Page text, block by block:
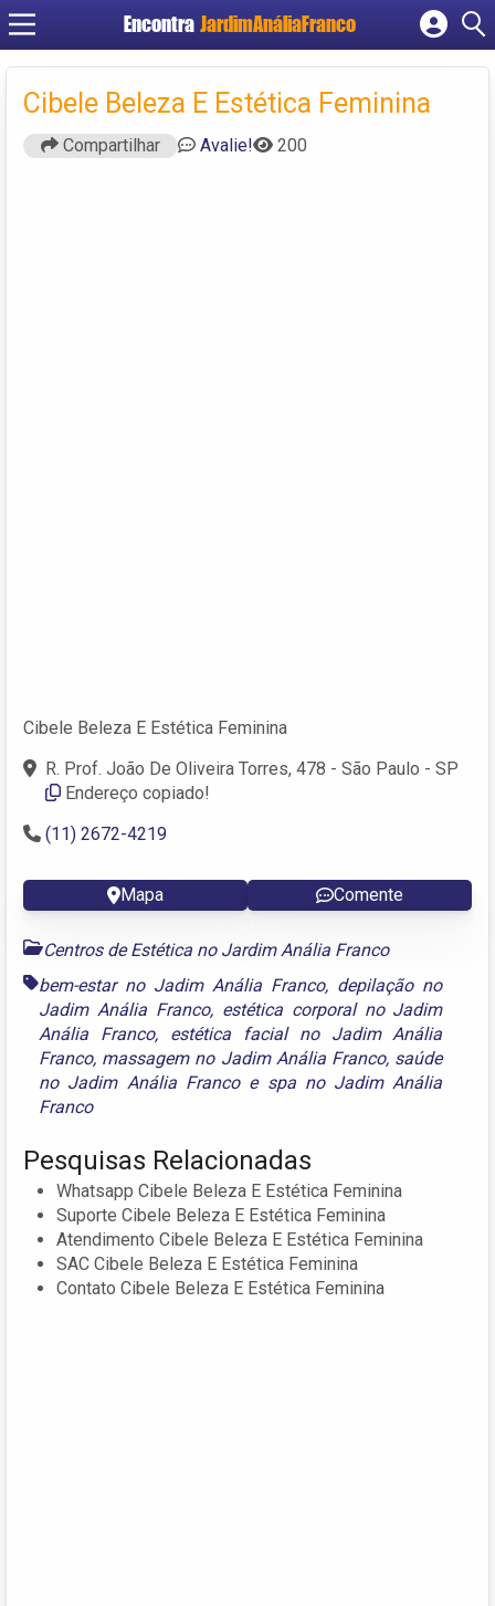
Encontra JardimAnáliaFranco
Cadastrar empresa
Criar conta
Cibele Beleza E Estética Feminina
Compartilhar Avalie! 200
Cibele Beleza E Estética Feminina
R. Prof. João De Oliveira Torres, 478 - São Paulo - SP
Endereço copiado!
(11) 2672-4219 ‎
Mapa Comente
Centros de Estética no Jardim Anália Franco
bem-estar no Jadim Anália Franco, depilação no
Jadim Anália Franco, estética corporal no Jadim
Anália Franco, estética facial no Jadim Anália
Franco, massagem no Jadim Anália Franco, saúde
no Jadim Anália Francoe spa no Jadim Anália
Franco
Pesquisas Relacionadas
Whatsapp Cibele Beleza E Estética Feminina
Suporte Cibele Beleza E Estética Feminina
Atendimento Cibele Beleza E Estética Feminina
SAC Cibele Beleza E Estética Feminina
Contato Cibele Beleza E Estética Feminina